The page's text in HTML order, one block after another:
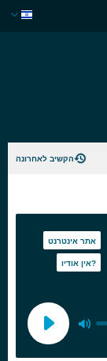
הקשיב לאחרונה
אתר אינטרנט
אין אודיו?